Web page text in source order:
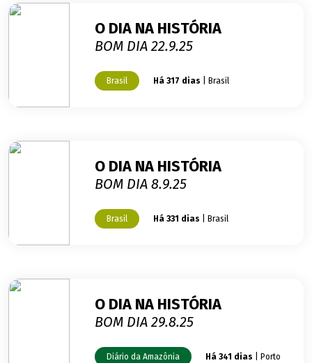
O DIA NA HISTÓRIA
BOM DIA 22.9.25
Brasil Há 317 dias | Brasil
O DIA NA HISTÓRIA
BOM DIA 8.9.25
Brasil Há 331 dias | Brasil
O DIA NA HISTÓRIA
BOM DIA 29.8.25
Diário da Amazônia Há 341 dias | Porto